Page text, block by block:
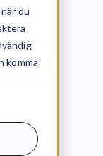
du
komma